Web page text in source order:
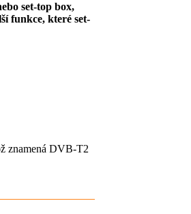
set-top box,
funkce, které set-
znamená DVB-T2